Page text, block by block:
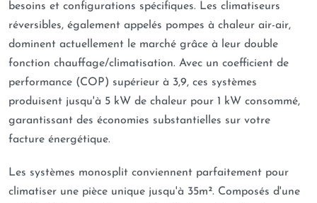
besoins et configurations spécifiques. Les climatiseurs
réversibles, également appelés pompes à chaleur air-air,
dominent actuellement le marché grâce à leur double
fonction chauffage/climatisation. Avec un coefficient de
performance (COP) supérieur à 3,9, ces systèmes
produisent jusqu'à 5 kW de chaleur pour 1 kW consommé,
garantissant des économies substantielles sur votre
facture énergétique.
Les systèmes monosplit conviennent parfaitement pour
climatiser une pièce unique jusqu'à 35m². Composés d'une